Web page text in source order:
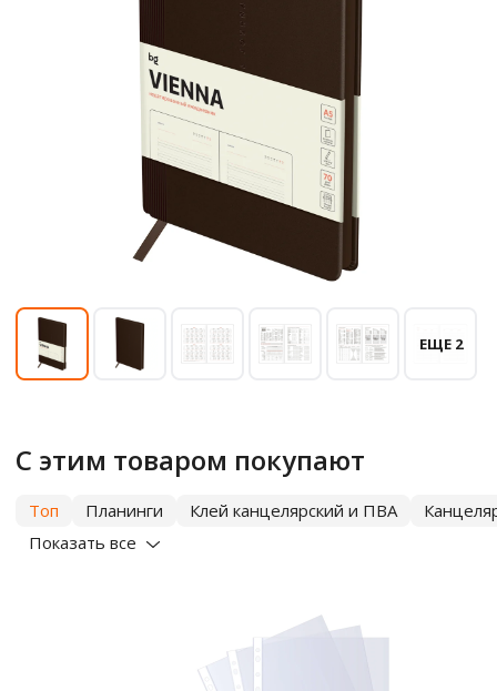
ЕЩЕ 2
С этим товаром покупают
Топ Планинги Клей канцелярский и ПВА
Показать все